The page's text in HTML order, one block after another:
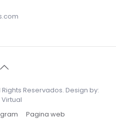
Reservados. Design by:
Virtual
Pagina web